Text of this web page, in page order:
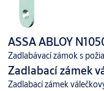
ASSA ABLOY
Zadlabávací zámok s
Zadlabací zámek
Zadlabací zámek